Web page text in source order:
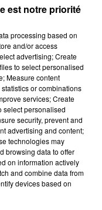
est notre priorité
processing based on
and/or access
advertising; Create
to select personalised
Measure content
or combinations
services; Create
select personalised
security, prevent and
advertising and content;
technologies may
browsing data to offer
on information actively
and combine data from
devices based on